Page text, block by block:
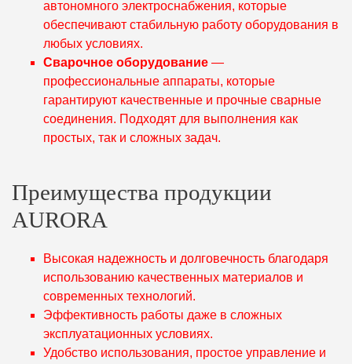
автономного электроснабжения, которые
обеспечивают стабильную работу оборудования в
любых условиях.
Сварочное оборудование —
профессиональные аппараты, которые
гарантируют качественные и прочные сварные
соединения. Подходят для выполнения как
простых, так и сложных задач.
Преимущества продукции
AURORA
Высокая надежность и долговечность благодаря
использованию качественных материалов и
современных технологий.
Эффективность работы даже в сложных
эксплуатационных условиях.
Удобство использования, простое управление и